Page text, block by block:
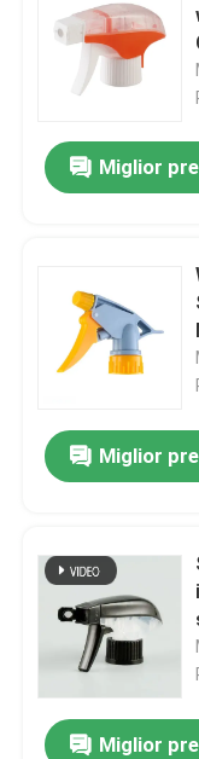
Miglior
Miglior
Miglior